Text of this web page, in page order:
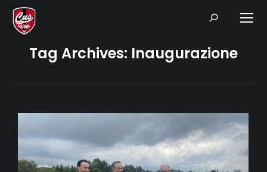
Search:
Tag Archives: Inaugurazione